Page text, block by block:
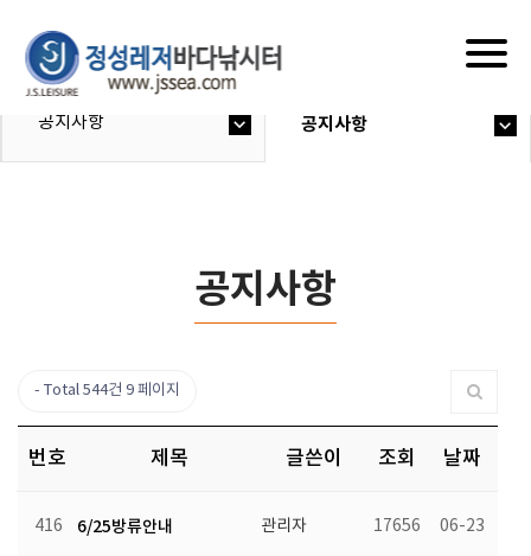
공지사항 공지사항
공지사항
Total 544건 9 페이지
번호 제목 글쓴이 조회 날짜
416 6/25방류안내 관리자 17656 06-23